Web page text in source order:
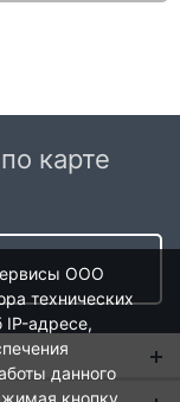
карте
ООО
технических
IP-адресе,
данного
кнопку